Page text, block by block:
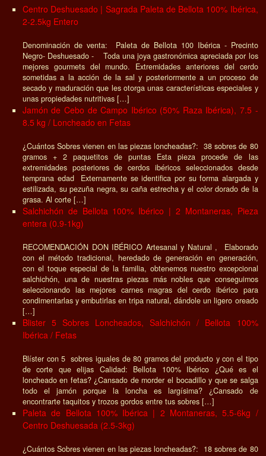
Centro Deshuesado | Sagrada Paleta de Bellota 100% Ibérica,
2-2.5kg Entero
Denominación de venta: Paleta de Bellota 100 Ibérica - Precinto
Negro- Deshuesado - Toda una joya gastronómica apreciada por los
mejores gourmets del mundo. Extremidades anteriores del cerdo
sometidas a la acción de la sal y posteriormente a un proceso de
secado y maduración que les otorga unas características especiales y
unas propiedades nutritivas […]
Jamón de Cebo de Campo Ibérico (50% Raza Ibérica), 7.5 -
8.5 kg / Loncheado en Fetas
¿Cuántos Sobres vienen en las piezas loncheadas?: 38 sobres de 80
gramos + 2 paquetitos de puntas Esta pieza procede de las
extremidades posteriores de cerdos ibéricos seleccionados desde
temprana edad Externamente se identifica por su forma alargada y
estilizada, su pezuña negra, su caña estrecha y el color dorado de la
grasa. Al corte […]
Salchichón de Bellota 100% Ibérico | 2 Montaneras, Pieza
entera (0.9-1kg)
RECOMENDACIÓN DON IBÉRICO Artesanal y Natural , Elaborado
con el método tradicional, heredado de generación en generación,
con el toque especial de la familia, obtenemos nuestro excepcional
salchichón, una de nuestras piezas más nobles que conseguimos
seleccionando las mejores carnes magras del cerdo ibérico para
condimentarlas y embutirlas en tripa natural, dándole un ligero oreado
[…]
Blister 5 Sobres Loncheados, Salchichón / Bellota 100%
Ibérica / Fetas
Blíster con 5 sobres iguales de 80 gramos del producto y con el tipo
de corte que elijas Calidad: Bellota 100% Ibérico ¿Qué es el
loncheado en fetas? ¿Cansado de morder el bocadillo y que se salga
todo el jamón porque la loncha es largísima? ¿Cansado de
encontrarte taquitos y trozos gordos entre tus sobres […]
Paleta de Bellota 100% Ibérica | 2 Montaneras, 5.5-6kg /
Centro Deshuesada (2.5-3kg)
¿Cuántos Sobres vienen en las piezas loncheadas?: 18 sobres de 80